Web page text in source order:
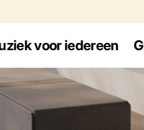
voor iedereen